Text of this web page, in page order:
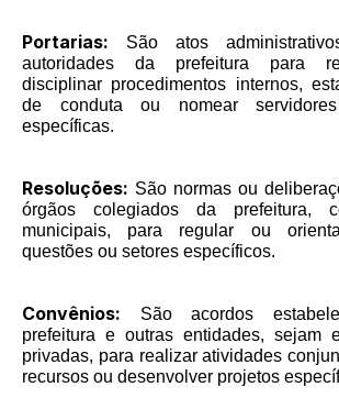
Portarias: São atos
autoridades da prefeitura para
disciplinar procedimentos internos,
de conduta ou nomear
específicas.
Resoluções: São normas ou
órgãos colegiados da prefeitura,
municipais, para regular ou
questões ou setores específicos.
Convênios: São acordos
prefeitura e outras entidades, sejam
privadas, para realizar atividades
recursos ou desenvolver projetos